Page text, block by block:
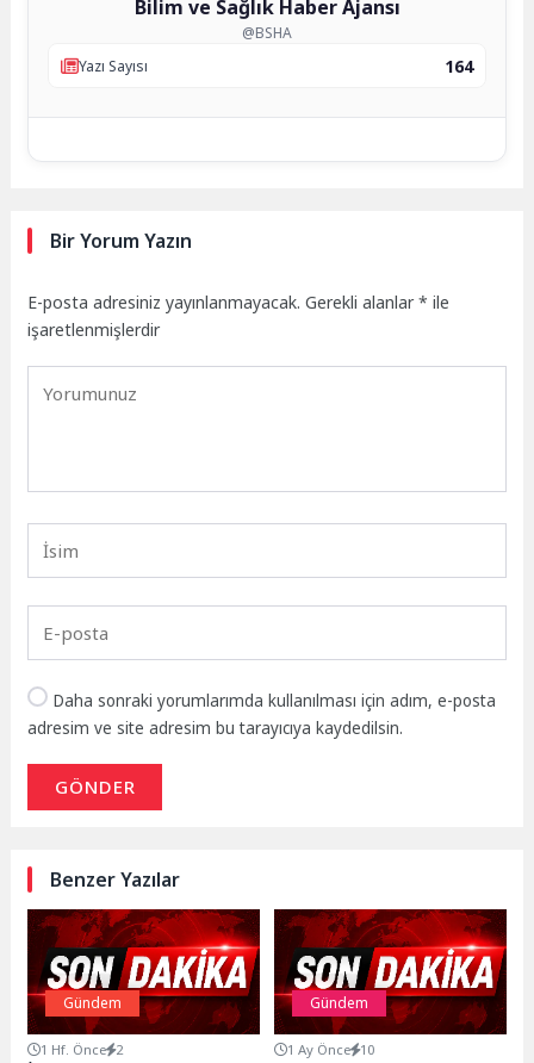
Bilim ve Sağlık Haber Ajansı
@BSHA
Yazı Sayısı
164
Bir Yorum Yazın
E-posta adresiniz yayınlanmayacak. Gerekli alanlar* ile
işaretlenmişlerdir
Daha sonraki yorumlarımda kullanılması için adım, e-posta
adresim ve site adresim bu tarayıcıya kaydedilsin.
GÖNDER
Benzer Yazılar
Gündem
1 Hf. Önce 2
Gündem
1 Ay Önce 10